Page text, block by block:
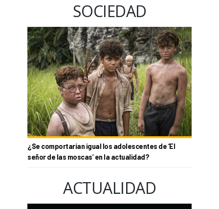
SOCIEDAD
¿Se comportarían igual los adolescentes de ‘El
señor de las moscas’ en la actualidad?
ACTUALIDAD